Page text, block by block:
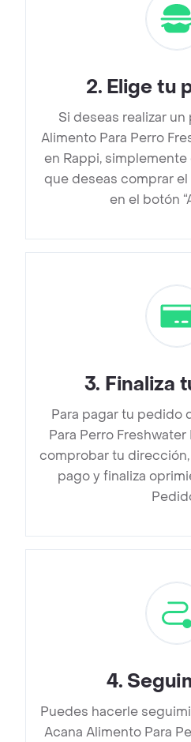
2. Elige tu
Si deseas realizar
Alimento Para Perro
en Rappi,
que deseas comprar
en el botón
3. Finaliza
Para pagar tu pedido
Para Perro
comprobar tu
pago y finaliza
4.
Puedes hacerle
Acana Alimento Para